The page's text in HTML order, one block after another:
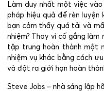
Làm duy nhất một việc
pháp hiệu quả để rèn
bạn cảm thấy quá tải và
nhiệm? Thay vì cố gắng
tập trung hoàn thành một
nhiệm vụ khác bằng cách
và đặt ra giới hạn hoàn
Steve Jobs – nhà sáng lập